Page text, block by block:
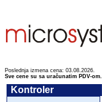
Poslednja izmena cena: 03.08.2026.
Sve cene su sa uračunatim PDV-om.
Kontroler